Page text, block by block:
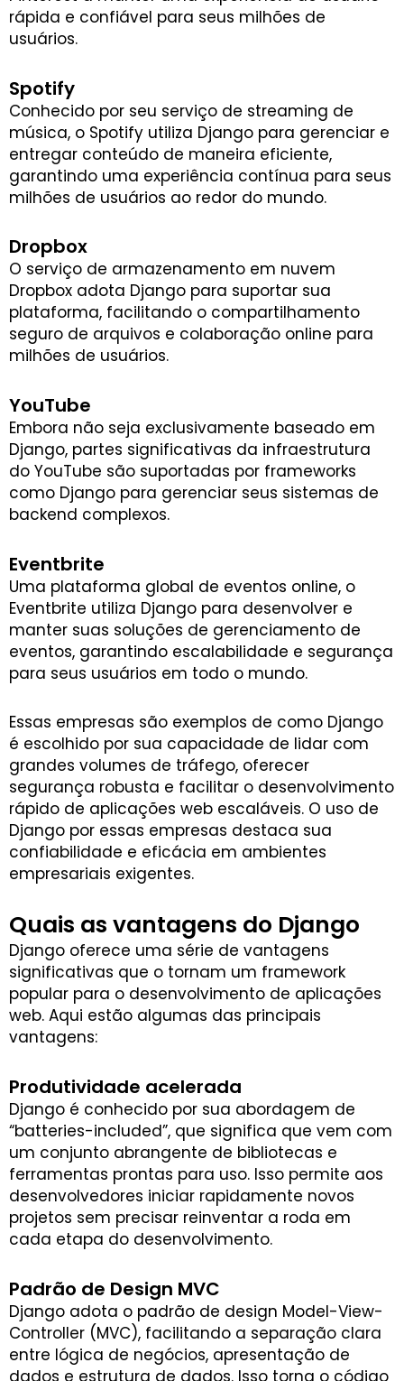
rápida e confiável para seus milhões de
usuários.
Spotify
Conhecido por seu serviço de streaming de
música, o Spotify utiliza Django para gerenciar e
entregar conteúdo de maneira eficiente,
garantindo uma experiência contínua para seus
milhões de usuários ao redor do mundo.
Dropbox
O serviço de armazenamento em nuvem
Dropbox adota Django para suportar sua
plataforma, facilitando o compartilhamento
seguro de arquivos e colaboração online para
milhões de usuários.
YouTube
Embora não seja exclusivamente baseado em
Django, partes significativas da infraestrutura
do YouTube são suportadas por frameworks
como Django para gerenciar seus sistemas de
backend complexos.
Eventbrite
Uma plataforma global de eventos online, o
Eventbrite utiliza Django para desenvolver e
manter suas soluções de gerenciamento de
eventos, garantindo escalabilidade e segurança
para seus usuários em todo o mundo.
Essas empresas são exemplos de como Django
é escolhido por sua capacidade de lidar com
grandes volumes de tráfego, oferecer
segurança robusta e facilitar o desenvolvimento
rápido de aplicações web escaláveis. O uso de
Django por essas empresas destaca sua
confiabilidade e eficácia em ambientes
empresariais exigentes.
Quais as vantagens do Django
Django oferece uma série de vantagens
significativas que o tornam um framework
popular para o desenvolvimento de aplicações
web. Aqui estão algumas das principais
vantagens:
Produtividade acelerada
Django é conhecido por sua abordagem de
“batteries-included”, que significa que vem com
um conjunto abrangente de bibliotecas e
ferramentas prontas para uso. Isso permite aos
desenvolvedores iniciar rapidamente novos
projetos sem precisar reinventar a roda em
cada etapa do desenvolvimento.
Padrão de Design MVC
Django adota o padrão de design Model-View-
Controller (MVC), facilitando a separação clara
entre lógica de negócios, apresentação de
dados e estrutura de dados. Isso torna o código